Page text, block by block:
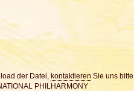
der Datei, kontaktieren Sie uns
PHILHARMONY